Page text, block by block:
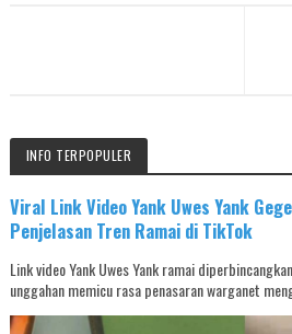
INFO TERPOPULER
Viral Link Video Yank Uwes Yank
Penjelasan Tren Ramai di TikTok
Link video Yank Uwes Yank ramai
unggahan memicu rasa penasaran warganet